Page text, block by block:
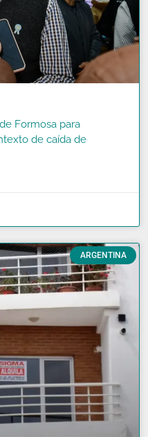
Formosa para
de caída de
ARGENTINA